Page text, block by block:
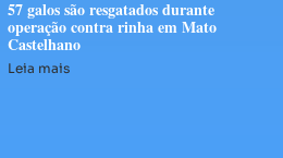
57 galos são resgatados durante
operação contra rinha em Mato
Castelhano
Leia mais